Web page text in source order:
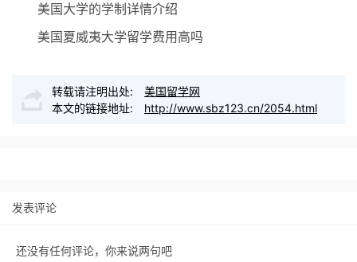
美国大学的学制详情介绍
美国夏威夷大学留学费用高吗
转载请注明出处:
美国留学网
本文的链接地址:
http://www.sbz123.cn/2054.html
发表评论
还没有任何评论，你来说两句吧